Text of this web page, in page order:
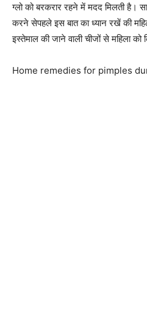
ग्लो को बरकरार रहने में मदद मिलती है।
करने सेपहले इस बात का ध्यान रखें की
इस्तेमाल की जाने वाली चीजों से महिला को
Home remedies for pimples